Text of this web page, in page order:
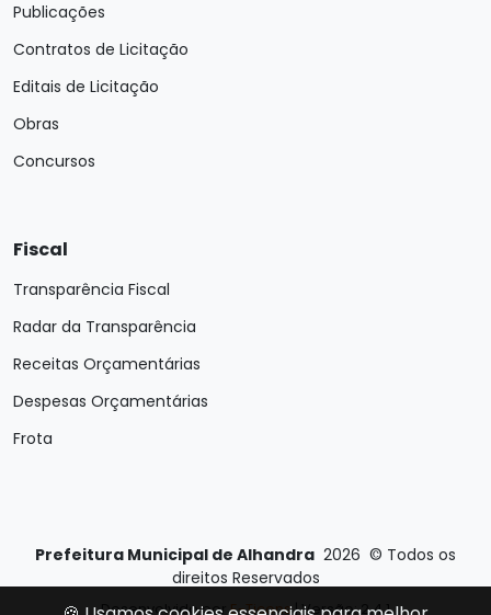
Publicações
Contratos de Licitação
Editais de Licitação
Obras
Concursos
Fiscal
Transparência Fiscal
Radar da Transparência
Receitas Orçamentárias
Despesas Orçamentárias
Frota
Prefeitura Municipal de Alhandra 2026 © Todos os
direitos Reservados
Desenvolvido porE-Ticons| Versão: 2.4.1